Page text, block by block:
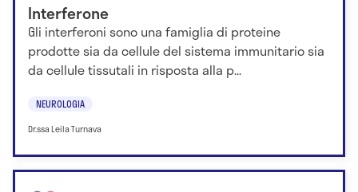
Interferone
Gli interferoni sono una famiglia di proteine
prodotte sia da cellule del sistema immunitario sia
da cellule tissutali in risposta alla p...
NEUROLOGIA
Dr.ssa Leila Turnava